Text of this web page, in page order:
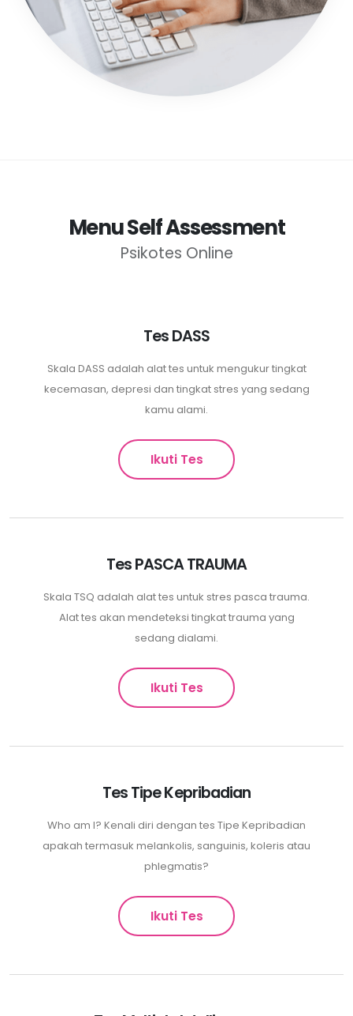
Menu Self Assessment
Psikotes Online
Tes DASS
Skala DASS adalah alat tes untuk mengukur tingkat
kecemasan, depresi dan tingkat stres yang sedang
kamu alami.
Ikuti Tes
Tes PASCA TRAUMA
Skala TSQ adalah alat tes untuk stres pasca trauma.
Alat tes akan mendeteksi tingkat trauma yang
sedang dialami.
Ikuti Tes
Tes Tipe Kepribadian
Who am I? Kenali diri dengan tes Tipe Kepribadian
apakah termasuk melankolis, sanguinis, koleris atau
phlegmatis?
Ikuti Tes